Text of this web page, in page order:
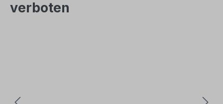
verboten